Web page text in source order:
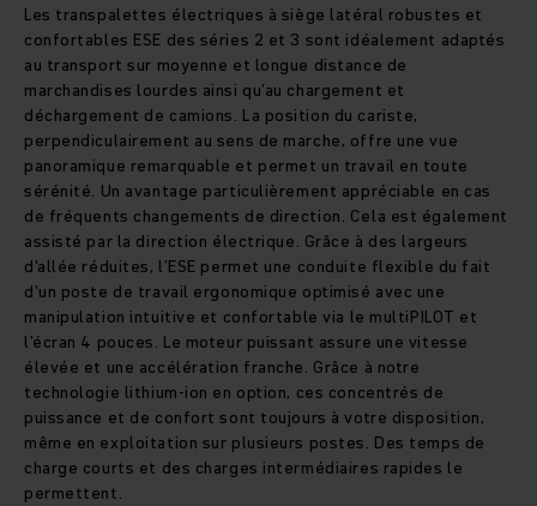
Les transpalettes électriques à siège latéral robustes et
confortables ESE des séries 2 et 3 sont idéalement adaptés
au transport sur moyenne et longue distance de
marchandises lourdes ainsi qu’au chargement et
déchargement de camions. La position du cariste,
perpendiculairement au sens de marche, offre une vue
panoramique remarquable et permet un travail en toute
sérénité. Un avantage particulièrement appréciable en cas
de fréquents changements de direction. Cela est également
assisté par la direction électrique. Grâce à des largeurs
d'allée réduites, l’ESE permet une conduite flexible du fait
d'un poste de travail ergonomique optimisé avec une
manipulation intuitive et confortable via le multiPILOT et
l’écran 4 pouces. Le moteur puissant assure une vitesse
élevée et une accélération franche. Grâce à notre
technologie lithium-ion en option, ces concentrés de
puissance et de confort sont toujours à votre disposition,
même en exploitation sur plusieurs postes. Des temps de
charge courts et des charges intermédiaires rapides le
permettent.